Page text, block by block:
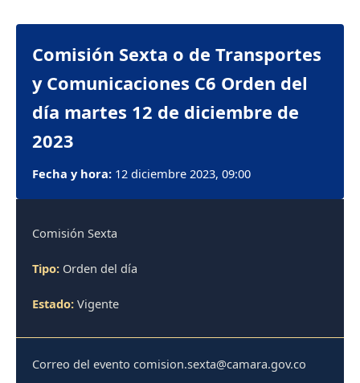
Comisión Sexta o de Transportes
y Comunicaciones C6 Orden del
día martes 12 de diciembre de
2023
Fecha y hora: 12 diciembre 2023, 09:00
Comisión Sexta
Tipo: Orden del día
Estado: Vigente
Correo del evento comision.sexta@camara.gov.co